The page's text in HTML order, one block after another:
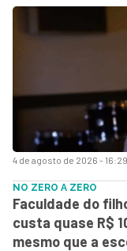
4 de agosto de 2026 - 16:29
NO ZERO A ZERO
Faculdade do
custa quase R$
mesmo que a